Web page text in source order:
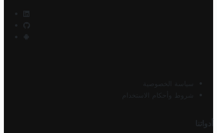
سياسة الخصوصية
شروط وأحكام الاستخدام
أدواتنا